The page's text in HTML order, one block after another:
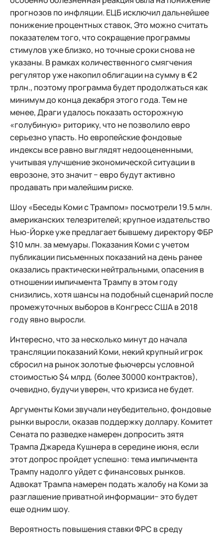
прогнозов по инфляции. ЕЦБ исключил дальнейшее
понижение процентных ставок, Это можно считать
показателем того, что сокращение программы
стимулов уже близко, но точные сроки снова не
указаны. В рамках количественного смягчения
регулятор уже накопил облигации на сумму в €2
трлн., поэтому программа будет продолжаться как
минимум до конца декабря этого года. Тем не
менее, Драги удалось показать осторожную
«голубиную» риторику, что не позволило евро
серьезно упасть. Но европейские фондовые
индексы все равно выглядят недооцененными,
учитывая улучшение экономической ситуации в
еврозоне, это значит − евро будут активно
продавать при малейшим риске.
Шоу «Беседы Коми с Трампом» посмотрели 19.5 млн.
американских телезрителей; крупное издательство
Нью-Йорке уже предлагает бывшему директору ФБР
$10 млн. за мемуары. Показания Коми с учетом
публикации письменных показаний на день ранее
оказались практически нейтральными, опасения в
отношении импичмента Трампу в этом году
снизились, хотя шансы на подобный сценарий после
промежуточных выборов в Конгресс США в 2018
году явно выросли.
Интересно, что за несколько минут до начала
трансляции показаний Коми, некий крупный игрок
сбросил на рынок золотые фьючерсы условной
стоимостью $4 млрд. (более 30000 контрактов),
очевидно, будучи уверен, что кризиса не будет.
Аргументы Коми звучали неубедительно, фондовые
рынки выросли, оказав поддержку доллару. Комитет
Сената по разведке намерен допросить зятя
Трампа Джареда Кушнера в середине июня, если
этот допрос пройдет успешно: тема импичмента
Трампу надолго уйдет с финансовых рынков.
Адвокат Трампа намерен подать жалобу на Коми за
разглашение приватной информации− это будет
еще одним шоу.
Вероятность повышения ставки ФРС в среду